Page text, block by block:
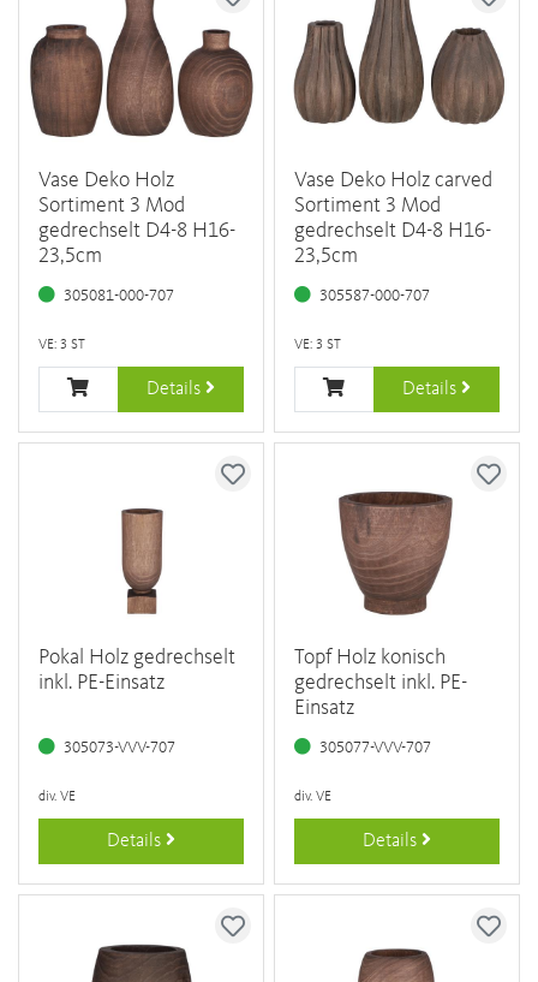
Vase Deko Holz
Sortiment 3 Mod
gedrechselt D4-8 H16-
23,5cm
305081-000-707
VE: 3 ST
Details
Vase Deko Holz carved
Sortiment 3 Mod
gedrechselt D4-8 H16-
23,5cm
305587-000-707
VE: 3 ST
Details
Pokal Holz gedrechselt
inkl. PE-Einsatz
305073-VVV-707
div. VE
Details
Topf Holz konisch
gedrechselt inkl. PE-
Einsatz
305077-VVV-707
div. VE
Details